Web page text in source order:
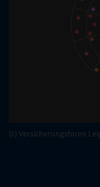
(c) Versicherungsforen